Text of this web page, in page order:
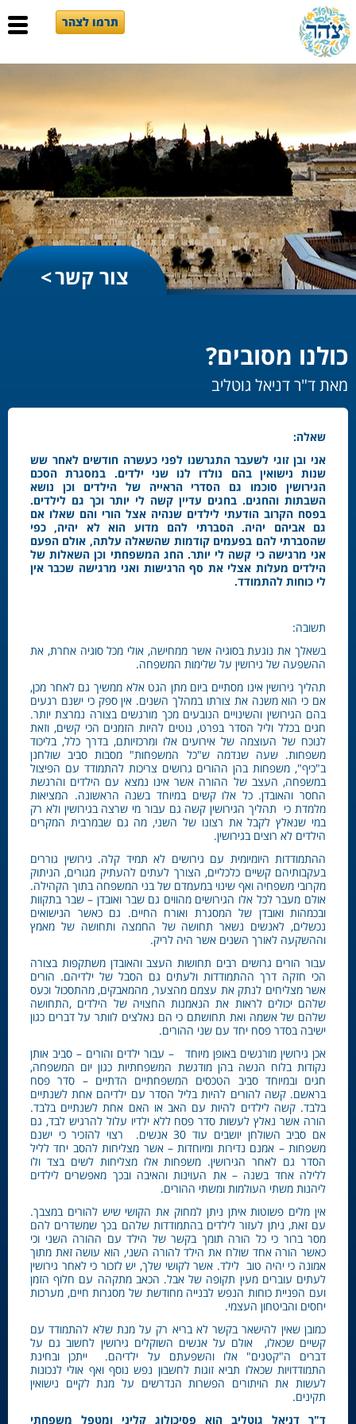
תרמו לצהר
צור קשר
כולנו מסובים?
מאת ד"ר דניאל גוטליב
שאלה:
אני ובן זוגי לשעבר התגרשנו לפני כעשרה חודשים לאחר שש
שנות נישואין בהם נולדו לנו שני ילדים. במסגרת הסכם
הגירושין סוכמו גם הסדרי הראייה של הילדים וכן נושא
השבתות והחגים. בחגים עדיין קשה לי יותר וכך גם לילדים.
בפסח הקרוב הודעתי לילדים שנהיה אצל הורי והם שאלו אם
גם אביהם יהיה. הסברתי להם מדוע הוא לא יהיה, כפי
שהסברתי להם בפעמים קודמות שהשאלה עלתה, אולם הפעם
אני מרגישה כי קשה לי יותר. החג המשפחתי וכן השאלות של
הילדים מעלות אצלי את סף הרגישות ואני מרגישה שכבר אין
לי כוחות להתמודד.
תשובה:
בשאלך את נוגעת בסוגיה אשר ממחישה, אולי מכל סוגיה אחרת, את
ההשפעה של גירושין על שלימות המשפחה.
תהליך גירושין אינו מסתיים ביום מתן הגט אלא ממשיך גם לאחר מכן,
אם כי הוא משנה את צורתו במהלך השנים. אין ספק כי ישנם רגעים
בהם הגירושין והשינויים הנובעים מכך מורגשים בצורה נמרצת יותר.
חגים בכלל וליל הסדר בפרט, נוטים להיות הזמנים הכי קשים, וזאת
לנוכח של העוצמה של אירועים אלו ומרכזיותם, בדרך כלל, בליכוד
משפחות. שעה שנדמה ש"כל המשפחות" מסבות סביב שולחנן
ב"כיף", משפחות בהן ההורים גרושים צריכות להתמודד עם הפיצול
במשפחה, העצב של ההורה אשר אינו נמצא עם הילדים והרגשת
החסר והאובדן. כל אלו קשים במיוחד בשנה הראשונה. המציאות
מלמדת כי תהליך הגירושין קשה גם עבור מי שרצה בגירושין ולא רק
במי שנאלץ לקבל את רצונו של השני, מה גם שבמרבית המקרים
הילדים לא רוצים בגירושין.
ההתמודדות היומיומית עם גירושים לא תמיד קלה. גירושין גוררים
בעקבותיהם קשיים כלכליים, הצורך לעתים להעתיק מגורים, הניתוק
מקרובי משפחיה ואף שינוי במעמדם של בני המשפחה בתוך הקהילה.
אולם מעבר לכל אלו הגירושים מהווים גם שבר ואובדן – שבר בתקוות
ובכמהות ואובדן של המסגרת ואורח החיים. גם כאשר הנישואים
נכשלים, לאנשים נשאר תחושה של החמצה ותחושה של מאמץ
וההשקעה לאורך השנים אשר היה לריק.
עבור הורים גרושים רבים תחושות העצב והאובדן משתקפות בצורה
הכי חזקה דרך ההתמודדות ולעתים גם הסבל של ילדיהם. הורים
אשר מצליחים לנתק את עצמם מהצער, מהמאבקים, מהתסכול וכעס
שלהם יכולים לראות את הנאמנות החצויה של הילדים ,התחושה
שלהם של אשמה ואת תחושתם כי הם נאלצים לוותר על דברים כגון
ישיבה בסדר פסח יחד עם שני ההורים.
אכן גירושין מורגשים באופן מיוחד – עבור ילדים והורים – סביב אותן
נקודות בלוח הנשה בהן מודגשת המשפחתיות כגון יום המשפחה,
חגים ובמיוחד סביב הטכסים המשפחתיים הדתיים – סדר פסח
בראשם. קשה להורים להיות בליל הסדר עם ילדיהם אחת לשנתיים
בלבד. קשה לילדים להיות עם האב או האם אחת לשנתיים בלבד.
הורה אשר נאלץ לעשות סדר פסח ללא ילדיו עלול להרגיש לבד, גם
אם סביב השולחן יושבים עוד 30 אנשים. רצוי להזכיר כי ישנם
משפחות – אמנם נדירות ומיוחדות – אשר מצליחות להסב יחד לליל
הסדר גם לאחר הגירושין. משפחות אלו מצליחות לשים בצד ולו
ללילה אחד בשנה – את העוינות והאיבה ובכך מאפשרים לילדים
ליהנות משתי העולמות ומשתי ההורים.
אין מלים פשוטות איתן ניתן למחוק את הקושי שיש להורים במצבך.
עם זאת, ניתן לעזור לילדים בהתמודדות שלהם בכך שמשדרים להם
מסר ברור כי כל הורה תומך בקשר של הילד עם ההורה השני וכי
כאשר הורה אחד שולח את הילד להורה השני, הוא עושה זאת מתוך
אמונה כי יהיה טוב לילד. אשר לקושי שלך, יש לזכור כי לאחר גירושין
לעתים עוברים מעין תקופה של אבל. הכאב מתקהה עם חלוף הזמן
ועם הפניית כוחות הנפש לבנייה מחודשת של מסגרות חיים, מערכות
יחסים והביטחון העצמי.
כמובן שאין להישאר בקשר לא בריא רק על מנת שלא להתמודד עם
קשיים שכאלו, אולם על אנשים השוקלים גירושין לחשוב גם על
דברים ה"קטנים" אלו והשפעתם על ילדיהם. ייתכן ובחינת
התמודדויות שכאלו תביא זוגות לחשבון נפש נוסף ואף אולי לנכונות
לעשות את הויתורים הפשרות הנדרשים על מנת לקיים נישואין
תקינים.
ד"ר דניאל גוטליב הוא פסיכולוג קליני ומטפל משפחתי